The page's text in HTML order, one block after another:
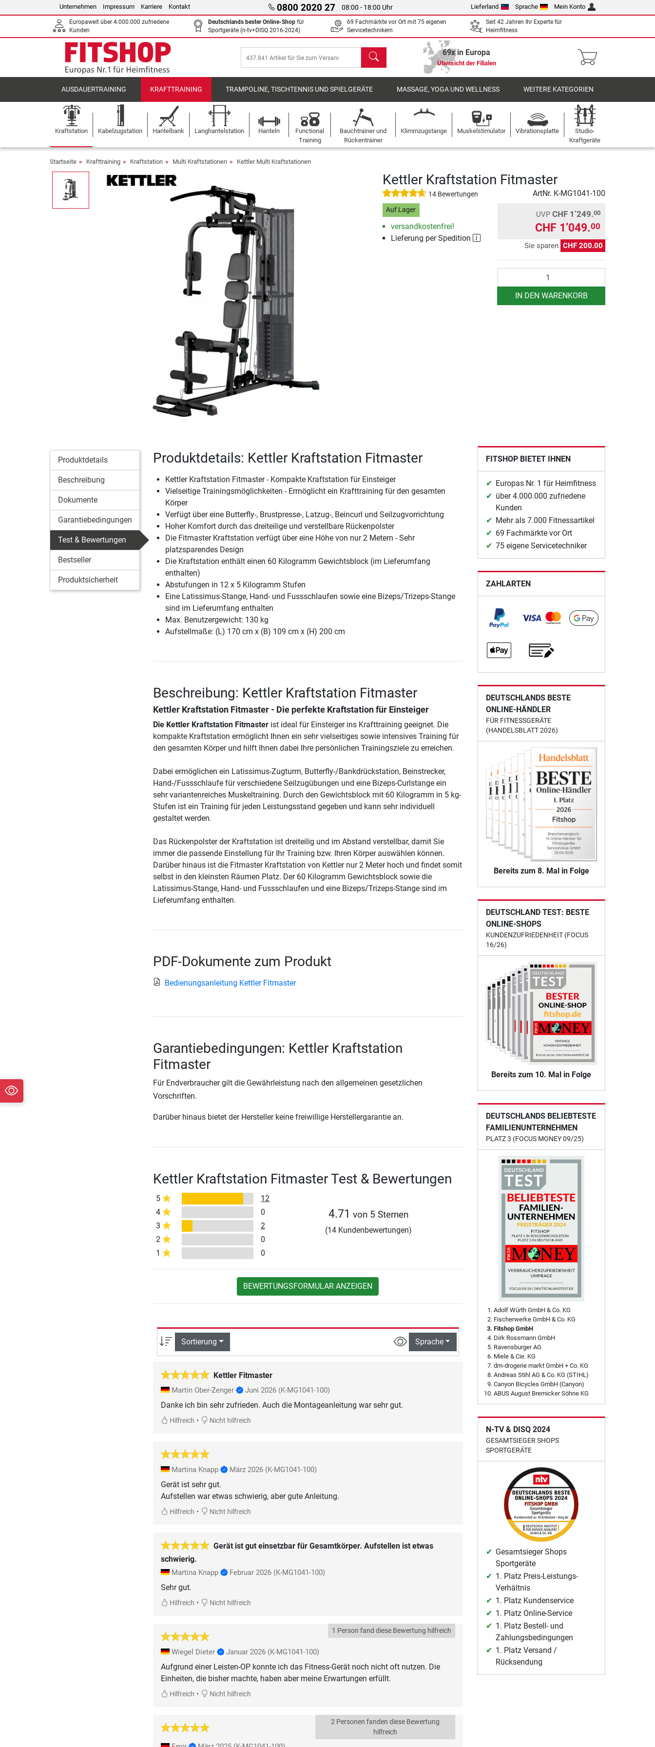
Unternehmen Impressum Karriere Kontakt 0800 2020 27 08:00 - 18:00 Uhr Lieferland Sprache Mein Konto
Europaweit über 4.000.000 zufriedene
Kunden
Deutschlands bester Online-Shop für
Sportgeräte (n-tv+DISQ 2016-2024)
69 Fachmärkte vor Ort mit 75 eigenen
Servicetechnikern
Seit 42 Jahren Ihr Experte für
Heimfitness
Suchen 69x in Europa
Übersicht der Filialen
AUSDAUERTRAINING KRAFTTRAINING TRAMPOLINE, TISCHTENNIS UND SPIELGERÄTE MASSAGE, YOGA UND WELLNESS WEITERE KATEGORIEN
Kraftstation Kabelzugstation Hantelbank Langhantelstation Hanteln
Functional
Training
Bauchtrainer und
Rückentrainer
Klimmzugstange Muskelstimulator Vibrationsplatte
Studio-
Kraftgeräte
Startseite Krafttraining Kraftstation Multi Kraftstationen Kettler Multi Kraftstationen
Kettler Kraftstation Fitmaster
14 Bewertungen ArtNr. K-MG1041-100
Auf Lager
versandkostenfrei!
Lieferung per Spedition
UVP CHF 1’249.00
CHF 1’049.00
Sie sparen CHF 200.00
IN DEN WARENKORB
Produktdetails
Beschreibung
Dokumente
Garantiebedingungen
Test & Bewertungen
Bestseller
Produktsicherheit
Produktdetails: Kettler Kraftstation Fitmaster
Kettler Kraftstation Fitmaster - Kompakte Kraftstation für Einsteiger
Vielseitige Trainingsmöglichkeiten - Ermöglicht ein Krafttraining für den gesamten
Körper
Verfügt über eine Butterfly-, Brustpresse-, Latzug-, Beincurl und Seilzugvorrichtung
Hoher Komfort durch das dreiteilige und verstellbare Rückenpolster
Die Fitmaster Kraftstation verfügt über eine Höhe von nur 2 Metern - Sehr
platzsparendes Design
Die Kraftstation enthält einen 60 Kilogramm Gewichtsblock (im Lieferumfang
enthalten)
Abstufungen in 12 x 5 Kilogramm Stufen
Eine Latissimus-Stange, Hand- und Fussschlaufen sowie eine Bizeps/Trizeps-Stange
sind im Lieferumfang enthalten
Max. Benutzergewicht: 130 kg
Aufstellmaße: (L) 170 cm x (B) 109 cm x (H) 200 cm
Beschreibung: Kettler Kraftstation Fitmaster
Kettler Kraftstation Fitmaster - Die perfekte Kraftstation für Einsteiger
Die Kettler Kraftstation Fitmasterist ideal für Einsteiger ins Krafttraining geeignet. Die
kompakte Kraftstation ermöglicht Ihnen ein sehr vielseitiges sowie intensives Training für
den gesamten Körper und hilft Ihnen dabei Ihre persönlichen Trainingsziele zu erreichen.
Dabei ermöglichen ein Latissimus-Zugturm, Butterfly-/Bankdrückstation, Beinstrecker,
Hand-/Fussschlaufe für verschiedene Seilzugübungen und eine Bizeps-Curlstange ein
sehr variantenreiches Muskeltraining. Durch den Gewichtsblock mit 60 Kilogramm in 5 kg-
Stufen ist ein Training für jeden Leistungsstand gegeben und kann sehr individuell
gestaltet werden.
Das Rückenpolster der Kraftstation ist dreiteilig und im Abstand verstellbar, damit Sie
immer die passende Einstellung für Ihr Training bzw. Ihren Körper auswählen können.
Darüber hinaus ist die Fitmaster Kraftstation von Kettler nur 2 Meter hoch und findet somit
selbst in den kleinsten Räumen Platz. Der 60 Kilogramm Gewichtsblock sowie die
Latissimus-Stange, Hand- und Fussschlaufen und eine Bizeps/Trizeps-Stange sind im
Lieferumfang enthalten.
PDF-Dokumente zum Produkt
Bedienungsanleitung Kettler Fitmaster
Garantiebedingungen: Kettler Kraftstation
Fitmaster
Für Endverbraucher gilt die Gewährleistung nach den allgemeinen gesetzlichen
Vorschriften.
Darüber hinaus bietet der Hersteller keine freiwillige Herstellergarantie an.
Kettler Kraftstation Fitmaster Test & Bewertungen
5
12
4
0
3
2
2
0
1
0
4.71 von 5 Sternen
(14 Kundenbewertungen)
BEWERTUNGSFORMULAR ANZEIGEN
Sortierung Sprache
Kettler Fitmaster
Martin Ober-Zenger Juni 2026 (K-MG1041-100)
Danke ich bin sehr zufrieden. Auch die Montageanleitung war sehr gut.
Hilfreich • Nicht hilfreich
Martina Knapp März 2026 (K-MG1041-100)
Gerät ist sehr gut.
Aufstellen war etwas schwierig, aber gute Anleitung.
Hilfreich • Nicht hilfreich
Gerät ist gut einsetzbar für Gesamtkörper. Aufstellen ist etwas
schwierig.
Martina Knapp Februar 2026 (K-MG1041-100)
Sehr gut.
Hilfreich • Nicht hilfreich
1 Person fand diese Bewertung hilfreich
Wiegel Dieter Januar 2026 (K-MG1041-100)
Aufgrund einer Leisten-OP konnte ich das Fitness-Gerät noch nicht oft nutzen. Die
Einheiten, die bisher machte, haben aber meine Erwartungen erfüllt.
Hilfreich • Nicht hilfreich
2 Personen fanden diese Bewertung
hilfreich
FITSHOP BIETET IHNEN
Europas Nr. 1 für Heimfitness
über 4.000.000 zufriedene
Kunden
Mehr als 7.000 Fitnessartikel
69 Fachmärkte vor Ort
75 eigene Servicetechniker
ZAHLARTEN
DEUTSCHLANDS BESTE
ONLINE-HÄNDLER
FÜR FITNESSGERÄTE
(HANDELSBLATT 2026)
Bereits zum 8. Mal in Folge
DEUTSCHLAND TEST: BESTE
ONLINE-SHOPS
KUNDENZUFRIEDENHEIT (FOCUS
16/26)
Bereits zum 10. Mal in Folge
DEUTSCHLANDS BELIEBTESTE
FAMILIENUNTERNEHMEN
PLATZ 3 (FOCUS MONEY 09/25)
Adolf Würth GmbH & Co. KG
Fischerwerke GmbH & Co. KG
Fitshop GmbH
Dirk Rossmann GmbH
Ravensburger AG
Miele & Cie. KG
dm-drogerie markt GmbH + Co. KG
Andreas Stihl AG & Co. KG (STIHL)
Canyon Bicycles GmbH (Canyon)
ABUS August Bremicker Söhne KG
N-TV & DISQ 2024
GESAMTSIEGER SHOPS
SPORTGERÄTE
Gesamtsieger Shops
Sportgeräte
1. Platz Preis-Leistungs-
Verhältnis
1. Platz Kundenservice
1. Platz Online-Service
1. Platz Bestell- und
Zahlungsbedingungen
1. Platz Versand /
Rücksendung